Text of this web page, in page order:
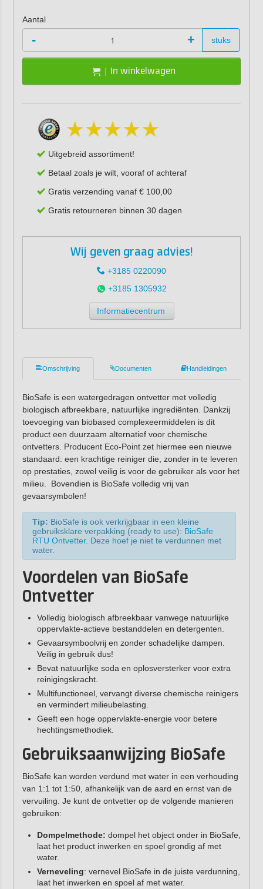
Aantal
- + stuks
In winkelwagen
Uitgebreid assortiment!
Betaal zoals je wilt, vooraf of achteraf
Gratis verzending vanaf € 100,00
Gratis retourneren binnen 30 dagen
Wij geven graag advies!
+3185 0220090
+3185 1305932
Informatiecentrum
Omschrijving Documenten Handleidingen
BioSafe is een watergedragen ontvetter met volledig
biologisch afbreekbare, natuurlijke ingrediënten. Dankzij
toevoeging van biobased complexeermiddelen is dit
product een duurzaam alternatief voor chemische
ontvetters. Producent Eco-Point zet hiermee een nieuwe
standaard: een krachtige reiniger die, zonder in te leveren
op prestaties, zowel veilig is voor de gebruiker als voor het
milieu. Bovendien is BioSafe volledig vrij van
gevaarsymbolen!
Tip: BioSafe is ook verkrijgbaar in een kleine
gebruiksklare verpakking (ready to use): BioSafe
RTU Ontvetter. Deze hoef je niet te verdunnen met
water.
Voordelen van BioSafe
Ontvetter
Volledig biologisch afbreekbaar vanwege natuurlijke
oppervlakte-actieve bestanddelen en detergenten.
Gevaarsymboolvrij en zonder schadelijke dampen.
Veilig in gebruik dus!
Bevat natuurlijke soda en oplosversterker voor extra
reinigingskracht.
Multifunctioneel, vervangt diverse chemische reinigers
en vermindert milieubelasting.
Geeft een hoge oppervlakte-energie voor betere
hechtingsmethodiek.
Gebruiksaanwijzing BioSafe
BioSafe kan worden verdund met water in een verhouding
van 1:1 tot 1:50, afhankelijk van de aard en ernst van de
vervuiling. Je kunt de ontvetter op de volgende manieren
gebruiken:
Dompelmethode: dompel het object onder in BioSafe,
laat het product inwerken en spoel grondig af met
water.
Verneveling: vernevel BioSafe in de juiste verdunning,
laat het inwerken en spoel af met water.